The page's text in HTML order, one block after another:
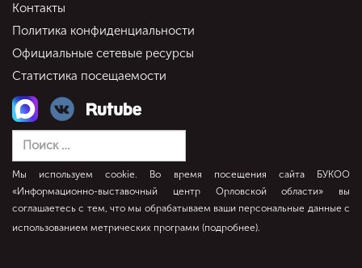
Контакты
Политика конфиденциальности
Официальные сетевые ресурсы
Статистика посещаемости
Мы используем cookie. Во время посещения сайта БУКОО
«Информационно-выставочный центр Орловской области» вы
соглашаетесь с тем, что мы обрабатываем ваши персональные данные с
использованием метрических программ (подробнее).